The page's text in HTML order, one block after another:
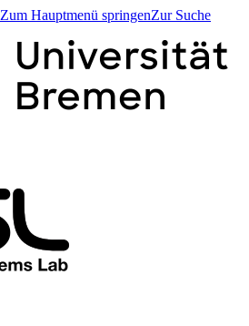
Zum Hauptmenü springenZur Suche